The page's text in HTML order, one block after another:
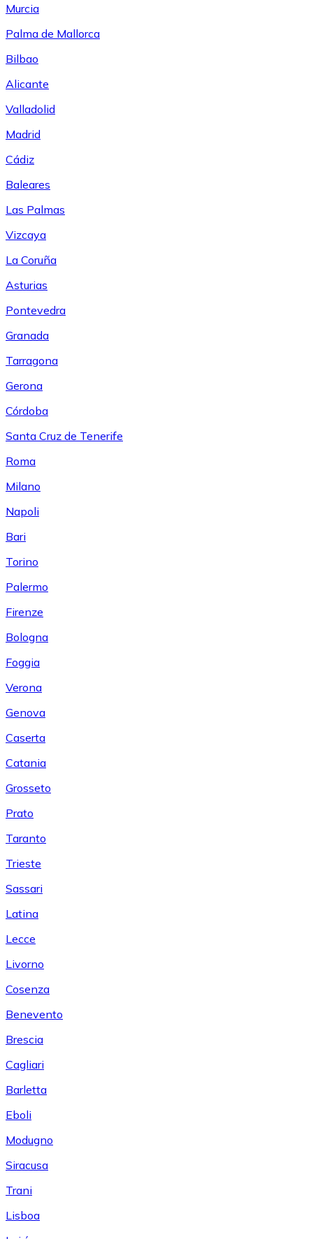
Murcia
Palma de Mallorca
Bilbao
Alicante
Valladolid
Madrid
Cádiz
Baleares
Las Palmas
Vizcaya
La Coruña
Asturias
Pontevedra
Granada
Tarragona
Gerona
Córdoba
Santa Cruz de Tenerife
Roma
Milano
Napoli
Bari
Torino
Palermo
Firenze
Bologna
Foggia
Verona
Genova
Caserta
Catania
Grosseto
Prato
Taranto
Trieste
Sassari
Latina
Lecce
Livorno
Cosenza
Benevento
Brescia
Cagliari
Barletta
Eboli
Modugno
Siracusa
Trani
Lisboa